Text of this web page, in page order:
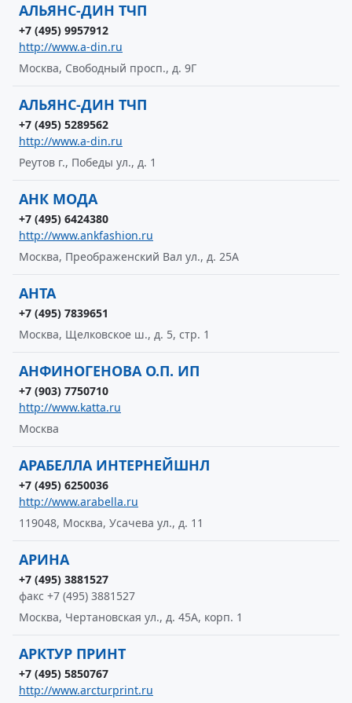
АЛЬЯНС-ДИН ТЧП
+7 (495) 9957912
http://www.a-din.ru
Москва, Свободный просп., д. 9Г
АЛЬЯНС-ДИН ТЧП
+7 (495) 5289562
http://www.a-din.ru
Реутов г., Победы ул., д. 1
АНК МОДА
+7 (495) 6424380
http://www.ankfashion.ru
Москва, Преображенский Вал ул., д. 25А
АНТА
+7 (495) 7839651
Москва, Щелковское ш., д. 5, стр. 1
АНФИНОГЕНОВА О.П. ИП
+7 (903) 7750710
http://www.katta.ru
Москва
АРАБЕЛЛА ИНТЕРНЕЙШНЛ
+7 (495) 6250036
http://www.arabella.ru
119048, Москва, Усачева ул., д. 11
АРИНА
+7 (495) 3881527
факс +7 (495) 3881527
Москва, Чертановская ул., д. 45А, корп. 1
АРКТУР ПРИНТ
+7 (495) 5850767
http://www.arcturprint.ru